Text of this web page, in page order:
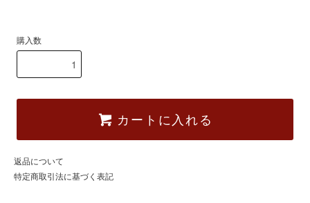
購入数
カートに入れる
返品について
特定商取引法に基づく表記